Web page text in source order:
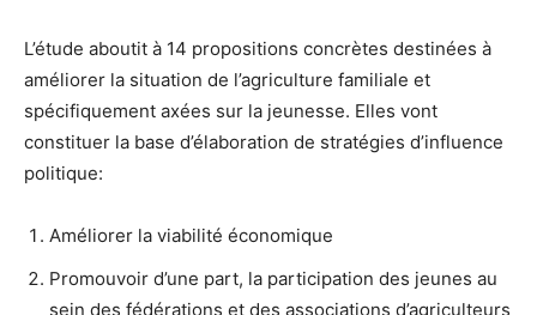
L’étude aboutit à 14 propositions concrètes destinées à
améliorer la situation de l’agriculture familiale et
spécifiquement axées sur la jeunesse. Elles vont
constituer la base d’élaboration de stratégies d’influence
politique:
Améliorer la viabilité économique
Promouvoir d’une part, la participation des jeunes au
sein des fédérations et des associations d’agriculteurs